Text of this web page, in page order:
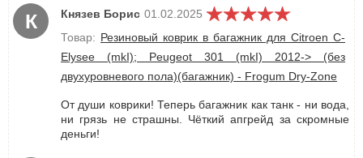
К Князев Борис 01.02.2025
Товар: Резиновый коврик в багажник для Citroen C-
Elysee (mkI); Peugeot 301 (mkI) 2012-> (без
двухуровневого пола)(багажник) - Frogum Dry-Zone
От души коврики! Теперь багажник как танк - ни вода,
ни грязь не страшны. Чёткий апгрейд за скромные
деньги!